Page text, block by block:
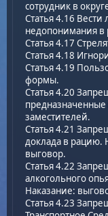
сотрудник в
Статья 4.16
недопонимания в
Статья 4.17
Статья 4.18
Статья 4.19
формы.
Статья 4.20
заместителей.
Статья 4.21
доклада в рацию.
выговор.
Статья 4.22
алкогольного
Наказание:
Статья 4.23